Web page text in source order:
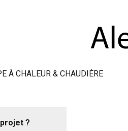
À CHALEUR & CHAUDIÈRE
?